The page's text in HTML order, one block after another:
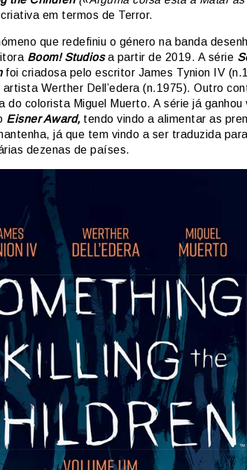
em termos de Terror.
que redefiniu o género na banda
Boom! Studiosa partir de 2019. A série
foi criadosa pelo escritor James Tynion IV
Werther Dell’edera (n.1975). Outro
do colorista Miguel Muerto. A série já ganhou
Eisner Award, tendo vindo a alimentar as
já que tem vindo a ser traduzida
dezenas de países.